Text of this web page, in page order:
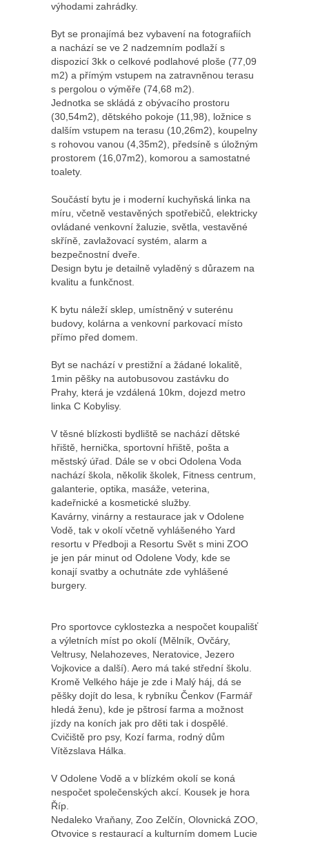
výhodami zahrádky.
Byt se pronajímá bez vybavení na fotografiích
a nachází se ve 2 nadzemním podlaží s
dispozicí 3kk o celkové podlahové ploše (77,09
m2) a přímým vstupem na zatravněnou terasu
s pergolou o výměře (74,68 m2).
Jednotka se skládá z obývacího prostoru
(30,54m2), dětského pokoje (11,98), ložnice s
dalším vstupem na terasu (10,26m2), koupelny
s rohovou vanou (4,35m2), předsíně s úložným
prostorem (16,07m2), komorou a samostatné
toalety.
Součástí bytu je i moderní kuchyňská linka na
míru, včetně vestavěných spotřebičů, elektricky
ovládané venkovní žaluzie, světla, vestavěné
skříně, zavlažovací systém, alarm a
bezpečnostní dveře.
Design bytu je detailně vyladěný s důrazem na
kvalitu a funkčnost.
K bytu náleží sklep, umístněný v suterénu
budovy, kolárna a venkovní parkovací místo
přímo před domem.
Byt se nachází v prestižní a žádané lokalitě,
1min pěšky na autobusovou zastávku do
Prahy, která je vzdálená 10km, dojezd metro
linka C Kobylisy.
V těsné blízkosti bydliště se nachází dětské
hřiště, hernička, sportovní hřiště, pošta a
městský úřad. Dále se v obci Odolena Voda
nachází škola, několik školek, Fitness centrum,
galanterie, optika, masáže, veterina,
kadeřnické a kosmetické služby.
Kavárny, vinárny a restaurace jak v Odolene
Vodě, tak v okolí včetně vyhlášeného Yard
resortu v Předboji a Resortu Svět s mini ZOO
je jen pár minut od Odolene Vody, kde se
konají svatby a ochutnáte zde vyhlášené
burgery.
Pro sportovce cyklostezka a nespočet koupališť
a výletních míst po okolí (Mělník, Ovčáry,
Veltrusy, Nelahozeves, Neratovice, Jezero
Vojkovice a další). Aero má také střední školu.
Kromě Velkého háje je zde i Malý háj, dá se
pěšky dojít do lesa, k rybníku Čenkov (Farmář
hledá ženu), kde je pštrosí farma a možnost
jízdy na koních jak pro děti tak i dospělé.
Cvičiště pro psy, Kozí farma, rodný dům
Vítězslava Hálka.
V Odolene Vodě a v blízkém okolí se koná
nespočet společenských akcí. Kousek je hora
Říp.
Nedaleko Vraňany, Zoo Zelčín, Olovnická ZOO,
Otvovice s restaurací a kulturním domem Lucie